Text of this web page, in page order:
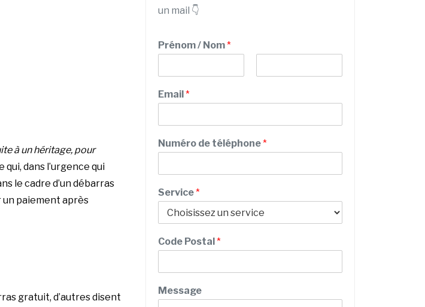
à un héritage, pour
dans l’urgence qui
le cadre d’un débarras
paiement après
gratuit, d’autres disent
un mail 👇
Prénom / Nom*
r
é
m
Email*
Numéro de téléphone*
P
r
n
m
M
s
Service*
Code Postal*
Message